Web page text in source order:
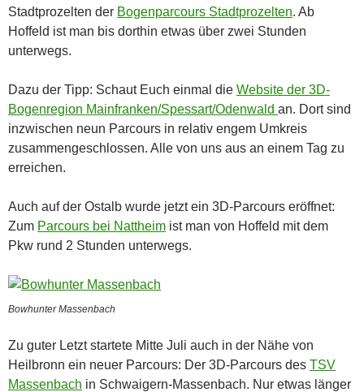
Stadtprozelten der Bogenparcours Stadtprozelten. Ab
Hoffeld ist man bis dorthin etwas über zwei Stunden
unterwegs.
Dazu der Tipp: Schaut Euch einmal die Website der 3D-
Bogenregion Mainfranken/Spessart/Odenwald an. Dort sind
inzwischen neun Parcours in relativ engem Umkreis
zusammengeschlossen. Alle von uns aus an einem Tag zu
erreichen.
Auch auf der Ostalb wurde jetzt ein 3D-Parcours eröffnet:
Zum Parcours bei Nattheim ist man von Hoffeld mit dem
Pkw rund 2 Stunden unterwegs.
Bowhunter Massenbach
Zu guter Letzt startete Mitte Juli auch in der Nähe von
Heilbronn ein neuer Parcours: Der 3D-Parcours des TSV
Massenbach in Schwaigern-Massenbach. Nur etwas länger